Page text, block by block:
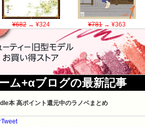
¥682→ ¥324 ¥781→ ¥363
ム+αブログの最新記事
本 高ポイント還元中のラノベまとめ